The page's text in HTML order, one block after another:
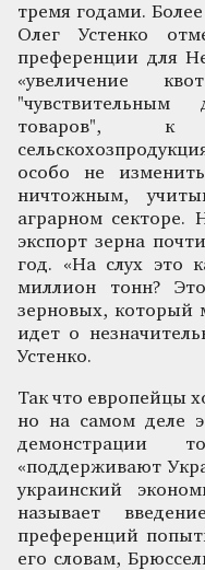
тремя годами.
Олег Устенко
преференции для
«увеличение
товаров", к
особо не
ничтожным,
аграрном секторе.
экспорт зерна
год. «На слух это
миллион тонн?
зерновых, который
идет о
Устенко.
Так что европейцы
но на самом деле
демонстрации
«поддерживают
украинский
называет
преференций
его словам,